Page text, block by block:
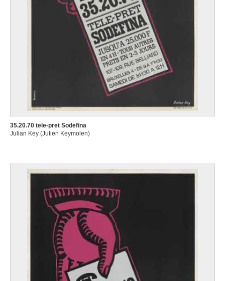
35.20.70 tele-pret Sodefina
Julian Key (Julien Keymolen)